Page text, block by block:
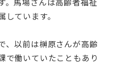
ています。
、以前は榊原さんが高齢
で働いていたこともあり